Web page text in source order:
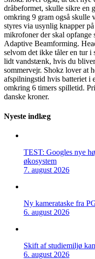
dråbeformet, skulle sikre en
omkring 9 gram også skulle
styres via usynlig knapper
mikrofoner der skal opfange
Adaptive Beamforming.
selvom det ikke tåler en tur i
lidt vandstænk, hvis du
sommervejr. Shokz lover at
afspilningstid hvis batteriet i
omkring 6 timers spilletid.
danske kroner.
Nyeste indlæg
TEST: Googles nye
økosystem
7. august 2026
Ny kamerataske fra
6. august 2026
Skift af studiemiljø
6. august 2026